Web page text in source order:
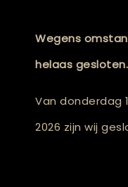
Wegens
helaas
Van donderdag
2026 zijn wij